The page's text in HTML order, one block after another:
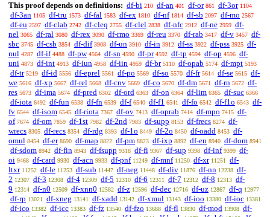
This proof depends on definitions: df-bi 210 df-an 401 df-or 861 df-3or 1104
df-3an 1105 df-tru 1573 df-fal 1583 df-ex 1810 df-nf 1814 df-sb 2097 df-mo 2567
df-eu 2597 df-clab 2742 df-cleq 2755 df-clel 2838 df-nfc 2912 df-ne 2959 df-
nel 3065 df-ral 3080 df-rex 3090 df-rmo 3369 df-reu 3370 df-rab 3417 df-v 3457 df-
sbc 3745 df-csb 3854 df-dif 3908 df-un 3910 df-in 3912 df-ss 3922 df-pss 3925 df-
nul 4287 df-if 4488 df-pw 4564 df-sn 4590 df-pr 4592 df-tp 4594 df-op 4596 df-
uni 4873 df-int 4913 df-iun 4958 df-iin 4959 df-br 5110 df-opab 5174 df-mpt 5193
df-tr 5219 df-id 5556 df-eprel 5561 df-po 5569 df-so 5570 df-fr 5614 df-se 5615 df-
we 5616 df-xp 5667 df-rel 5668 df-cnv 5669 df-co 5670 df-dm 5671 df-rn 5672 df-
res 5673 df-ima 5674 df-pred 6302 df-ord 6363 df-on 6364 df-lim 6365 df-suc 6366
df-iota 6492 df-fun 6538 df-fn 6539 df-f 6540 df-f1 6541 df-fo 6542 df-f1o 6543 df-
fv 6544 df-isom 6545 df-riota 7367 df-ov 7413 df-oprab 7414 df-mpo 7415 df-
of 7674 df-om 7859 df-1st 7982 df-2nd 7983 df-supp 8153 df-frecs 8274 df-
wrecs 8305 df-recs 8354 df-rdg 8393 df-1o 8449 df-2o 8450 df-oadd 8453 df-
omul 8454 df-er 8690 df-map 8822 df-pm 8823 df-ixp 8892 df-en 8940 df-dom 8941
df-sdom 8942 df-fin 8943 df-fsupp 9318 df-fi 9367 df-sup 9398 df-inf 9399 df-
oi 9468 df-card 9930 df-acn 9933 df-pnf 11249 df-mnf 11250 df-xr 11251
df-
ltxr 11252 df-le 11253 df-sub 11447 df-neg 11448 df-div 11876 df-nn 12238 df-
2 12307 df-3 12308 df-4 12309 df-5 12310 df-6 12311 df-7 12312 df-8 12313 df-
9 12314 df-n0 12509 df-xnn0 12582 df-z 12596 df-dec 12716 df-uz 12867 df-q 12977
df-rp 13021 df-xneg 13141 df-xadd 13142 df-xmul 13143 df-ioo 13380 df-ioc 13381
df-ico 13382 df-icc 13383 df-fz 13540 df-fzo 13688 df-fl 13830 df-mod 13908 df-